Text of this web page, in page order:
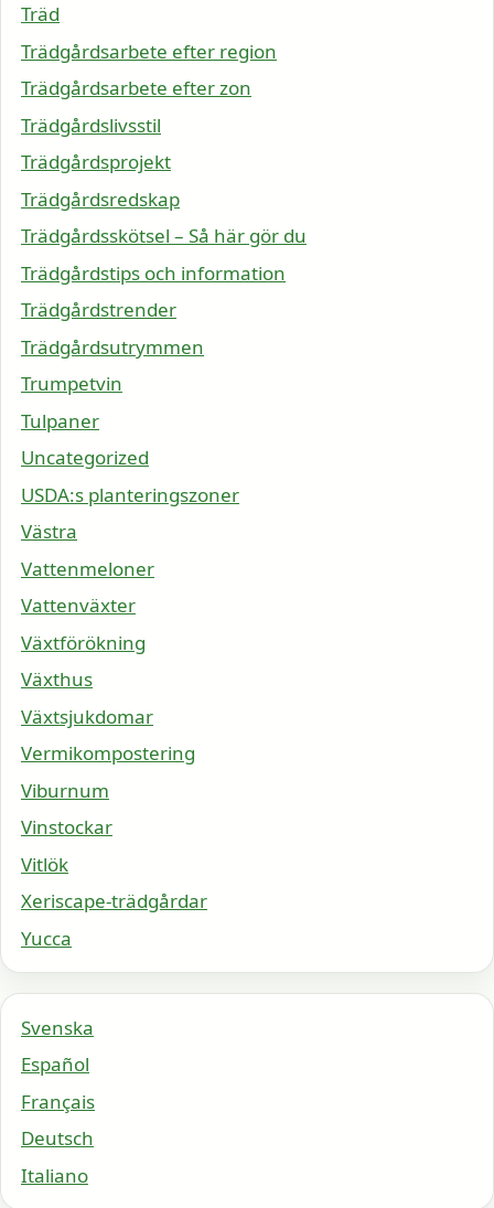
Träd
Trädgårdsarbete efter region
Trädgårdsarbete efter zon
Trädgårdslivsstil
Trädgårdsprojekt
Trädgårdsredskap
Trädgårdsskötsel – Så här gör du
Trädgårdstips och information
Trädgårdstrender
Trädgårdsutrymmen
Trumpetvin
Tulpaner
Uncategorized
USDA:s planteringszoner
Västra
Vattenmeloner
Vattenväxter
Växtförökning
Växthus
Växtsjukdomar
Vermikompostering
Viburnum
Vinstockar
Vitlök
Xeriscape-trädgårdar
Yucca
Svenska
Español
Français
Deutsch
Italiano